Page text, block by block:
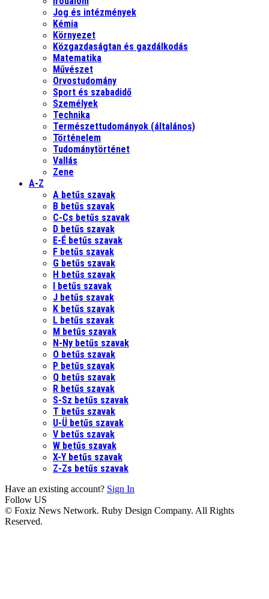
Jog és intézmények
Kémia
Környezet
Közgazdaságtan és gazdálkodás
Matematika
Művészet
Orvostudomány
Sport és szabadidő
Személyek
Technika
Természettudományok (általános)
Történelem
Tudománytörténet
Vallás
Zene
A-Z
A betűs szavak
B betűs szavak
C-Cs betűs szavak
D betűs szavak
E-É betűs szavak
F betűs szavak
G betűs szavak
H betűs szavak
I betűs szavak
J betűs szavak
K betűs szavak
L betűs szavak
M betűs szavak
N-Ny betűs szavak
O betűs szavak
P betűs szavak
Q betűs szavak
R betűs szavak
S-Sz betűs szavak
T betűs szavak
U-Ü betűs szavak
V betűs szavak
W betűs szavak
X-Y betűs szavak
Z-Zs betűs szavak
Have an existing account? Sign In
Follow US
© Foxiz News Network. Ruby Design Company. All Rights
Reserved.